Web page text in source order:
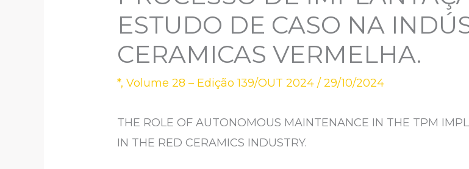
ESTUDO DE CASO NA
CERAMICAS VERMELHA.
*,Volume 28 – Edição 139/OUT 2024 /29/10/2024
THE ROLE OF AUTONOMOUS MAINTENANCE IN THE TPM
IN THE RED CERAMICS INDUSTRY.